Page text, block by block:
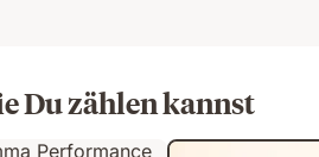
Du zählen kannst